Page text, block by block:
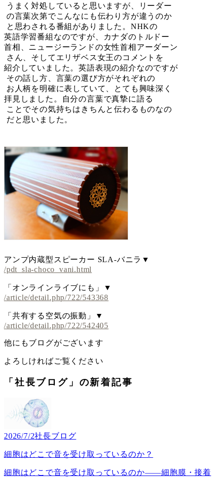
うまく対処していると思いますが、リーダー
の言葉次第でこんなにも伝わり方が違うのか
と思わされる番組がありました。NHKの
英語学習番組なのですが、カナダのトルドー
首相、ニュージーランドの女性首相アーダーン
さん、そしてエリザベス女王のコメントを
紹介していました。英語表現の紹介なのですが
その話し方、言葉の選び方がそれぞれの
お人柄を明確に表していて、とても興味深く
拝見しました。自分の言葉で真摯に語る
ことでその気持ちはきちんと伝わるものなの
だと思いました。
アンプ内蔵型スピーカー SLA-バニラ▼
/pdt_sla-choco_vani.html
「オンラインライブにも」▼
/article/detail.php/722/543368
「共有する空気の振動」▼
/article/detail.php/722/542405
他にもブログがございます
よろしければご覧ください
「社長ブログ」の新着記事
2026/7/2社長ブログ
細胞はどこで音を受け取っているのか？
細胞はどこで音を受け取っているのか――細胞膜・接着